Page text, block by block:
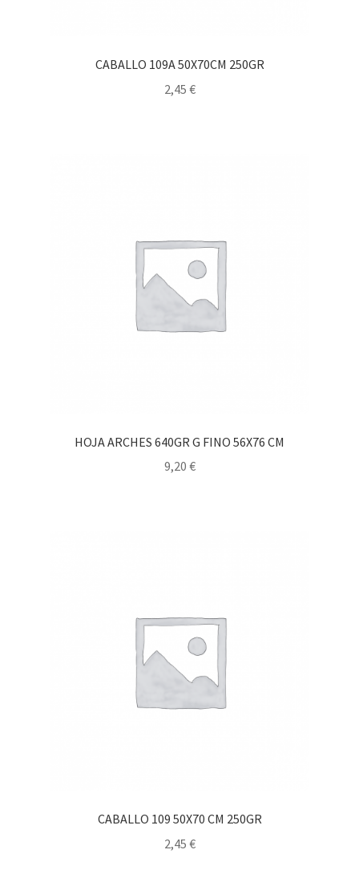
CABALLO 109A 50X70CM 250GR
2,45 €
HOJA ARCHES 640GR G FINO 56X76 CM
9,20 €
CABALLO 109 50X70 CM 250GR
2,45 €